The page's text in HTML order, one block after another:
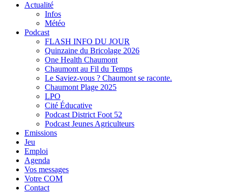
Actualité
Infos
Météo
Podcast
FLASH INFO DU JOUR
Quinzaine du Bricolage 2026
One Health Chaumont
Chaumont au Fil du Temps
Le Saviez-vous ? Chaumont se raconte.
Chaumont Plage 2025
LPO
Cité Éducative
Podcast District Foot 52
Podcast Jeunes Agriculteurs
Emissions
Jeu
Emploi
Agenda
Vos messages
Votre COM
Contact